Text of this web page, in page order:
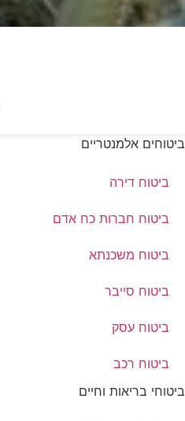
ביטוחים אלמנטריים
ביטוח דירה
ביטוח חברות כח אדם
ביטוח משכנתא
ביטוח סייבר
ביטוח עסק
ביטוח רכב
ביטוחי בריאות וחיים